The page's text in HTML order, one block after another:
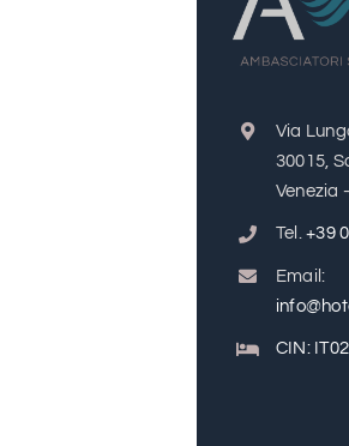
Via
30015,
Venezia
Tel.+39
Email:
CIN: